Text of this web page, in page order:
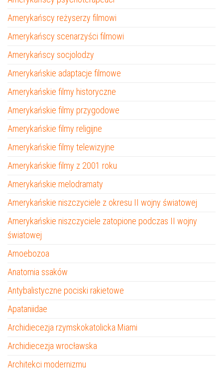
Amerykańscy reżyserzy filmowi
Amerykańscy scenarzyści filmowi
Amerykańscy socjolodzy
Amerykańskie adaptacje filmowe
Amerykańskie filmy historyczne
Amerykańskie filmy przygodowe
Amerykańskie filmy religijne
Amerykańskie filmy telewizyjne
Amerykańskie filmy z 2001 roku
Amerykańskie melodramaty
Amerykańskie niszczyciele z okresu II wojny światowej
Amerykańskie niszczyciele zatopione podczas II wojny
światowej
Amoebozoa
Anatomia ssaków
Antybalistyczne pociski rakietowe
Apataniidae
Archidiecezja rzymskokatolicka Miami
Archidiecezja wrocławska
Architekci modernizmu